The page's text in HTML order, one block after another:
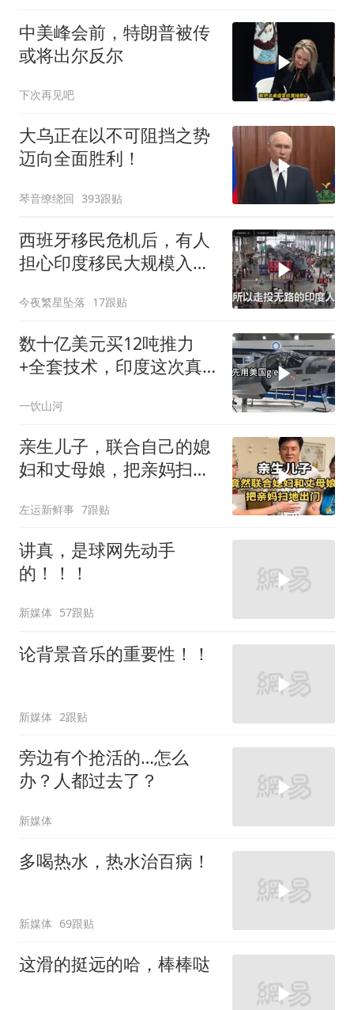
中美峰会前，特朗普被传
或将出尔反尔
下次再见吧
大乌正在以不可阻挡之势
迈向全面胜利！
琴音缭绕回 393跟贴
西班牙移民危机后，有人
担心印度移民大规模入侵
今夜繁星坠落 17跟贴
数十亿美元买12吨推力
+全套技术，印度这次真
一饮山河
亲生儿子，联合自己的媳
妇和丈母娘，把亲妈扫地
左运新鲜事 7跟贴
讲真，是球网先动手
的！！！
新媒体 57跟贴
论背景音乐的重要性！！
新媒体 2跟贴
旁边有个抢活的…怎么
办？人都过去了？
新媒体
多喝热水，热水治百病！
新媒体 69跟贴
这滑的挺远的哈，棒棒哒